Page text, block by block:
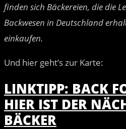
finden sich Bäckereien, die die
Backwesen in Deutschland
einkaufen.
Und hier geht’s zur Karte:
LINKTIPP: BACK
HIER IST DER
BÄCKER